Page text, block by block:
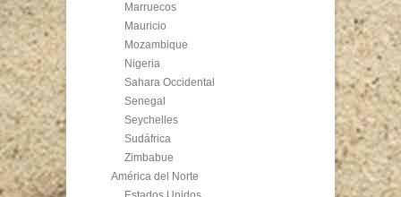
Marruecos
Mauricio
Mozambique
Nigeria
Sahara Occidental
Senegal
Seychelles
Sudáfrica
Zimbabue
América del Norte